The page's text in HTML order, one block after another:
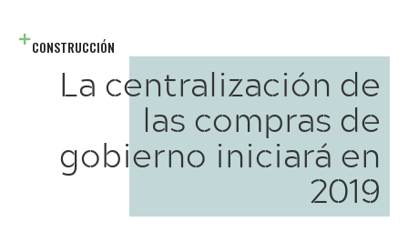
CONSTRUCCIÓN
La centralización de
las compras de
gobierno iniciará en
2019